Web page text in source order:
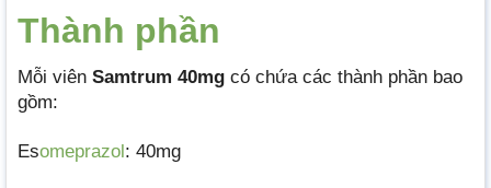
Thành phần
Mỗi viên Samtrum 40mg có chứa các thành phần bao
gồm:
Esomeprazol: 40mg